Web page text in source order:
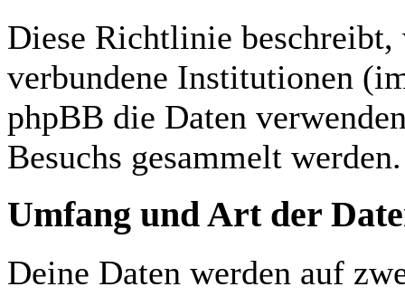
Diese Richtlinie
verbundene Institutionen
phpBB die Daten
Besuchs gesammelt werden.
Umfang und Art der
Deine Daten werden auf